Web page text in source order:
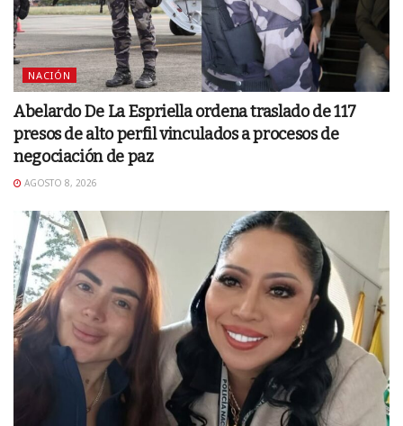
NACIÓN
Abelardo De La Espriella ordena traslado de 117
presos de alto perfil vinculados a procesos de
negociación de paz
AGOSTO 8, 2026